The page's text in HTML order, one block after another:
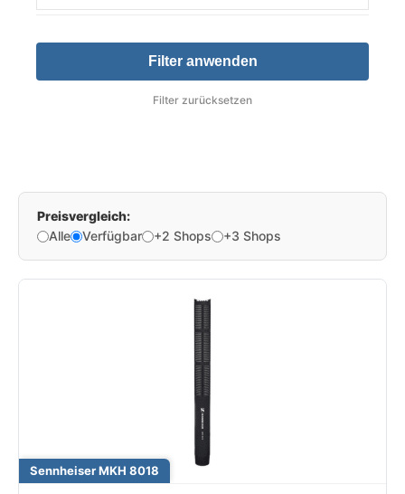
Filter anwenden
Filter zurücksetzen
Preisvergleich:
Alle
Verfügbar +2 Shops +3 Shops
Sennheiser MKH 8018